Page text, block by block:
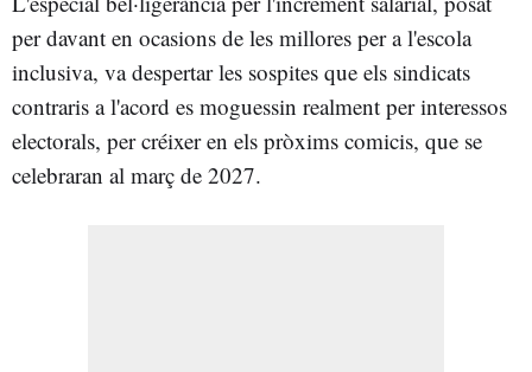
per davant en ocasions de les millores per a l'escola
inclusiva, va despertar les sospites que els sindicats
contraris a l'acord es moguessin realment per interessos
electorals, per créixer en els pròxims comicis, que se
celebraran al març de 2027.